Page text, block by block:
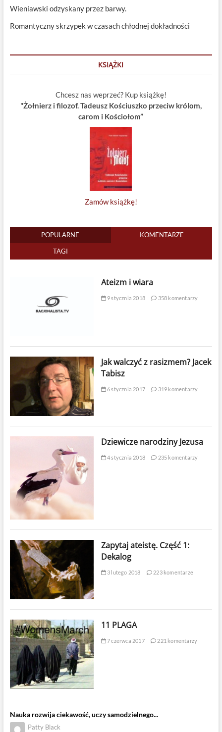
Wieniawski odzyskany przez barwy.
Romantyczny skrzypek w czasach chłodnej dokładności
KSIĄŻKI
Chcesz nas weprzeć? Kup książkę!
"Żołnierz i filozof. Tadeusz Kościuszko przeciw królom,
carom i Kościołom”
Zamów książkę!
POPULARNE KOMENTARZE
TAGI
Ateizm i wiara
9 stycznia 2018 358 komentarzy
Jak walczyć z rasizmem? Jacek
Tabisz
6 stycznia 2017 319 komentarzy
Dziewicze narodziny Jezusa
4 stycznia 2018 235 komentarzy
Zapytaj ateistę. Część 1:
Dekalog
3 lutego 2018 223 komentarze
11 PLAGA
7 czerwca 2017 221 komentarzy
Nauka rozwija ciekawość, uczy samodzielnego...
Patty Black